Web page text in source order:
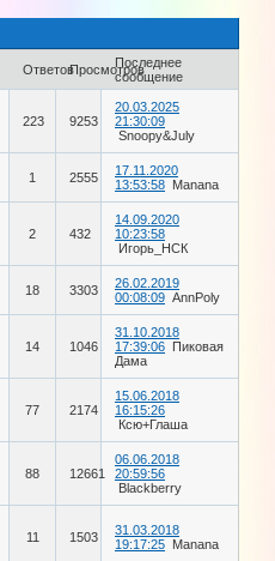
ОтветовПросмотровПоследнее
сообщение
223 9253
20.03.2025
21:30:09
Snoopy&July
1 2555
17.11.2020
13:53:58 Manana
2 432
14.09.2020
10:23:58
Игорь_НСК
18 3303
26.02.2019
00:08:09 AnnPoly
14 1046
31.10.2018
17:39:06
Пиковая
Дама
77 2174
15.06.2018
16:15:26
Ксю+Глаша
88 12661
06.06.2018
20:59:56
Blackberry
11 1503
31.03.2018
19:17:25 Manana